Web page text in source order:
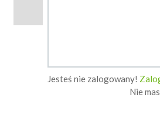
Jesteś nie zalogowany!
Nie